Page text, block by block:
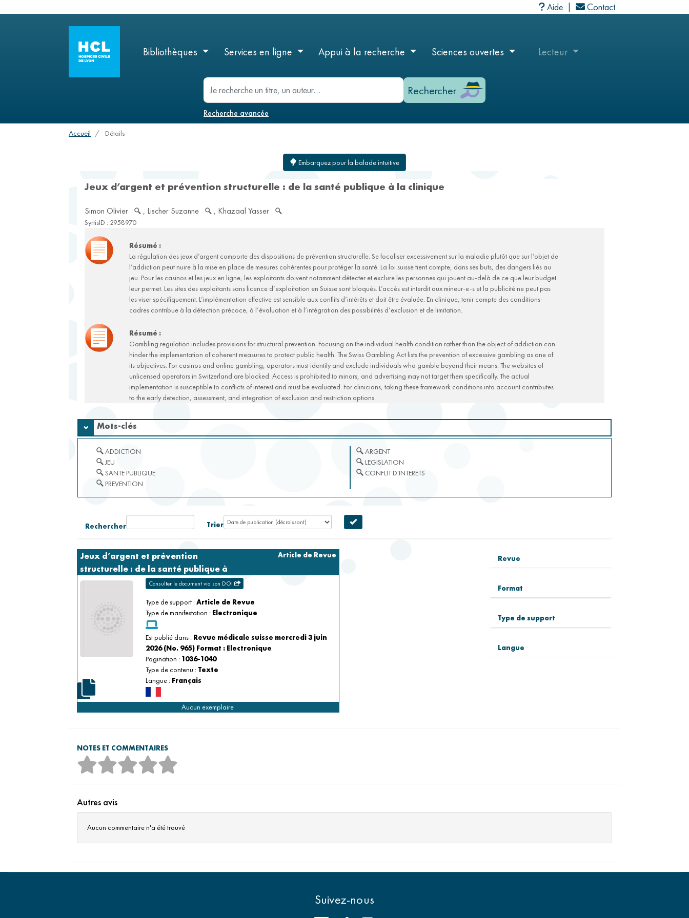
Aide Contact
MenuBibliothèques Services en ligne Appui à la recherche Sciences ouvertes user_menu
User
Lecteur
recherche
Recherche avancée
Accueil Détails
Embarquez pour la balade intuitive
Jeux d’argent et prévention structurelle : de la santé publique à la clinique
Simon Olivier , Lischer Suzanne , Khazaal Yasser
SyrtisID : 2958970
Résumé :
La régulation des jeux d’argent comporte des dispositions de prévention structurelle. Se focaliser excessivement sur la maladie plutôt que sur l’objet de
l’addiction peut nuire à la mise en place de mesures cohérentes pour protéger la santé. La loi suisse tient compte, dans ses buts, des dangers liés au
jeu. Pour les casinos et les jeux en ligne, les exploitants doivent notamment détecter et exclure les personnes qui jouent au-delà de ce que leur budget
leur permet. Les sites des exploitants sans licence d’exploitation en Suisse sont bloqués. L’accès est interdit aux mineur-e-s et la publicité ne peut pas
les viser spécifiquement. L’implémentation effective est sensible aux conflits d’intérêts et doit être évaluée. En clinique, tenir compte des conditions-
cadres contribue à la détection précoce, à l’évaluation et à l’intégration des possibilités d’exclusion et de limitation.
Résumé :
Gambling regulation includes provisions for structural prevention. Focusing on the individual health condition rather than the object of addiction can
hinder the implementation of coherent measures to protect public health. The Swiss Gambling Act lists the prevention of excessive gambling as one of
its objectives. For casinos and online gambling, operators must identify and exclude individuals who gamble beyond their means. The websites of
unlicensed operators in Switzerland are blocked. Access is prohibited to minors, and advertising may not target them specifically. The actual
implementation is susceptible to conflicts of interest and must be evaluated. For clinicians, taking these framework conditions into account contributes
to the early detection, assessment, and integration of exclusion and restriction options.
Mots-clés
ADDICTION
JEU
SANTE PUBLIQUE
PREVENTION
ARGENT
LEGISLATION
CONFLIT D'INTERETS
Rechercher Trier
Jeux d’argent et prévention
structurelle : de la santé publique à
la clinique
Structural prevention measures for gambling
disorders: from public health to clinical practice
Article de Revue
Consulter le document via son DOI
Type de support :Article de Revue
Type de manifestation : Electronique
Est publié dans : Revue médicale suisse mercredi 3 juin
2026 (No. 965) Format : Electronique
Pagination : 1036-1040
Type de contenu : Texte
Langue : Français
Aucun exemplaire
Revue
Format
Type de support
Langue
NOTES ET COMMENTAIRES
Autres avis
Aucun commentaire n'a été trouvé
Suivez-nous